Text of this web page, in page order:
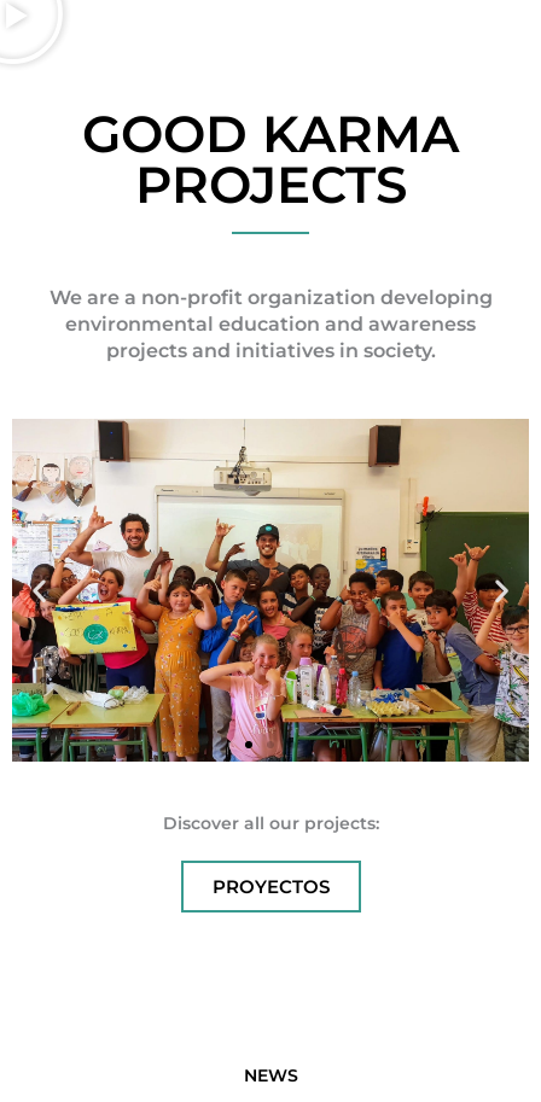
GOOD KARMA
PROJECTS
We are a non-profit organization developing
environmental education and awareness
projects and initiatives in society.
Discover all our projects:
PROYECTOS
NEWS